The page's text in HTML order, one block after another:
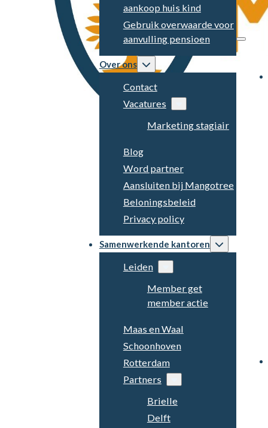
aankoop huis kind
Gebruik overwaarde voor
aanvulling pensioen
Over ons
Contact
Vacatures
Marketing stagiair
Blog
Word partner
Aansluiten bij Mangotree
Beloningsbeleid
Privacy policy
Samenwerkende kantoren
Leiden
Member get
member actie
Maas en Waal
Schoonhoven
Rotterdam
Partners
Brielle
Delft